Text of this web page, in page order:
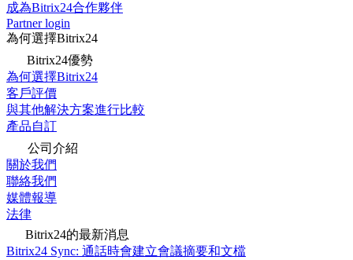
成為Bitrix24合作夥伴
Partner login
為何選擇Bitrix24
Bitrix24優勢
為何選擇Bitrix24
客戶評價
與其他解決方案進行比較
產品自訂
公司介紹
關於我們
聯絡我們
媒體報導
法律
Bitrix24的最新消息
Bitrix24 Sync: 通話時會建立會議摘要和文檔